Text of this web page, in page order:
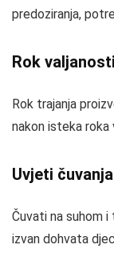
predoziranja,
Rok valjanosti
Rok trajanja
nakon isteka roka
Uvjeti čuvanja
Čuvati na suhom
izvan dohvata